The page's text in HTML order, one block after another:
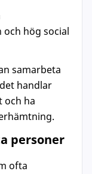
hög social
samarbeta
handlar
och ha
personer
ofta